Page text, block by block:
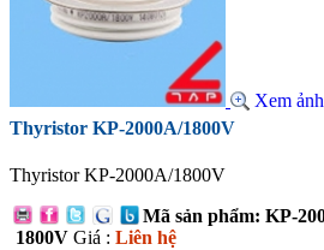
Xem
Thyristor KP-2000A/1800V
Thyristor KP-2000A/1800V
Mã sản phẩm: KP-
1800V Giá : Liên hệ